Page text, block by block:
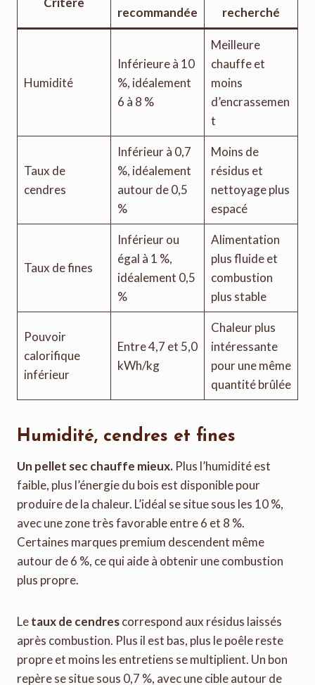
recommandée
recherché
Humidité
Inférieure à 10
%, idéalement
6 à 8 %
Meilleure
chauffe et
moins
d’encrassemen
t
Taux de
cendres
Inférieur à 0,7
%, idéalement
autour de 0,5
%
Moins de
résidus et
nettoyage plus
espacé
Taux de fines
Inférieur ou
égal à 1 %,
idéalement 0,5
%
Alimentation
plus fluide et
combustion
plus stable
Pouvoir
calorifique
inférieur
Entre 4,7 et 5,0
kWh/kg
Chaleur plus
intéressante
pour une même
quantité brûlée
Humidité, cendres et fines
Un pellet sec chauffe mieux. Plus l’humidité est
faible, plus l’énergie du bois est disponible pour
produire de la chaleur. L’idéal se situe sous les 10 %,
avec une zone très favorable entre 6 et 8 %.
Certaines marques premium descendent même
autour de 6 %, ce qui aide à obtenir une combustion
plus propre.
Letaux de cendrescorrespond aux résidus laissés
après combustion. Plus il est bas, plus le poêle reste
propre et moins les entretiens se multiplient. Un bon
repère se situe sous 0,7 %, avec une cible autour de